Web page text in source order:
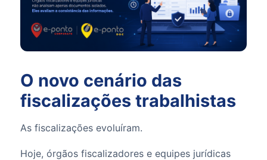
O novo cenário das
fiscalizações trabalhistas
As fiscalizações evoluíram.
Hoje, órgãos fiscalizadores e equipes jurídicas